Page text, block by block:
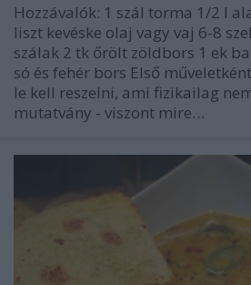
Hozzávalók: 1 szál torma 1/2 l
liszt kevéske olaj vagy vaj 6-8
szálak 2 tk őrölt zöldbors 1 ek
só és fehér bors Első
le kell reszelni, ami fizikailag
mutatvány - viszont mire…